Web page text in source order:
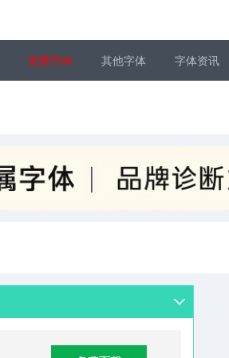
免费字体 其他字体 字体资讯